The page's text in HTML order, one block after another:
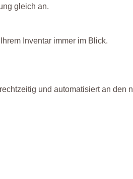
gleich an.
Inventar immer im Blick.
und automatisiert an den